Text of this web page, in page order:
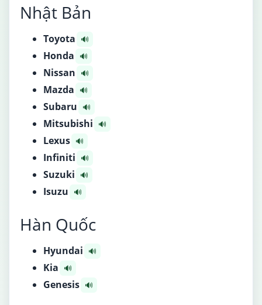
Nhật Bản
Toyota 🔊
Honda 🔊
Nissan 🔊
Mazda 🔊
Subaru 🔊
Mitsubishi 🔊
Lexus 🔊
Infiniti 🔊
Suzuki 🔊
Isuzu 🔊
Hàn Quốc
Hyundai 🔊
Kia 🔊
Genesis 🔊